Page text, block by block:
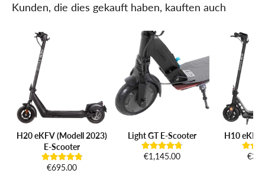
Kunden, die dies gekauft haben, kauften auch
H20 eKFV (Modell 2023)
E-Scooter
€695.00
Light GT E-Scooter
€1,145.00
H10 eKFV